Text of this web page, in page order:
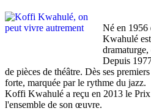
Né en
Kwahulé
dramaturge,
Depuis
de pièces de théâtre. Dès ses
forte, marquée par le rythme du jazz.
Koffi Kwahulé a reçu en 2013 le
l'ensemble de son œuvre.